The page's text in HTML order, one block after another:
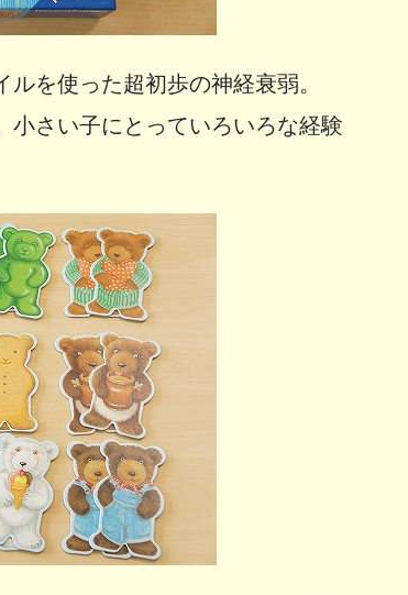
を使った超初歩の神経衰弱。
小さい子にとっていろいろな経験